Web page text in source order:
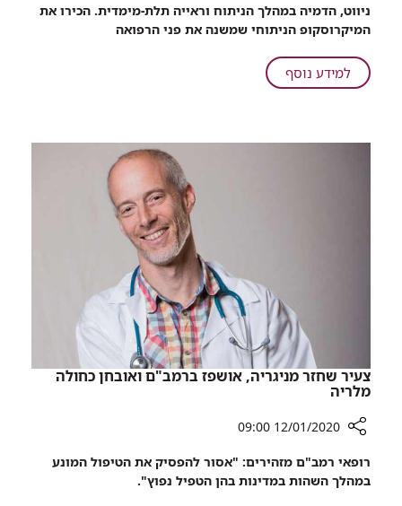
רמב"ם:
ניתוחי
מוח
בעזרת
ניווט, הדמיה במהלך הניתוח וראייה תלת-מימדית. הכירו את
המיקרוסקופ הניתוחי שמשנה את פני הרפואה
למידע נוסףעל
חדש
צעיר שחזר מניגריה, אושפז ברמב"ם ואובחן כחולה
מלריה
שיתוף
צעיר
12/01/2020 09:00
רופאי רמב"ם מזהירים: "אסור להפסיק את הטיפול המונע
במהלך השהות במדינות בהן הטפיל נפוץ".